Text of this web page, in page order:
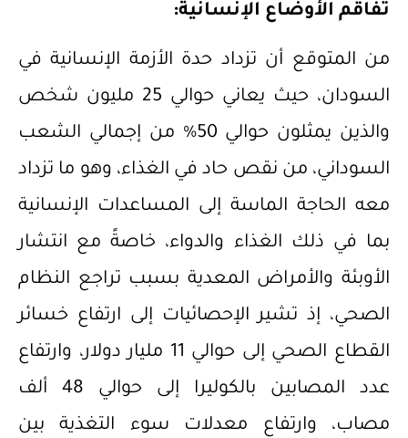
تفاقم الأوضاع الإنسانية:
من المتوقع أن تزداد حدة الأزمة الإنسانية في
السودان، حيث يعاني حوالي 25 مليون شخص
والذين يمثلون حوالي 50% من إجمالي الشعب
السوداني، من نقص حاد في الغذاء، وهو ما تزداد
معه الحاجة الماسة إلى المساعدات الإنسانية
بما في ذلك الغذاء والدواء، خاصةً مع انتشار
الأوبئة والأمراض المعدية بسبب تراجع النظام
الصحي، إذ تشير الإحصائيات إلى ارتفاع خسائر
القطاع الصحي إلى حوالي 11 مليار دولار، وارتفاع
عدد المصابين بالكوليرا إلى حوالي 48 ألف
مصاب، وارتفاع معدلات سوء التغذية بين